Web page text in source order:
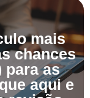
mais
chances
para as
aqui e